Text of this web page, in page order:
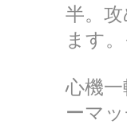
半。
ます
心機
ーマッ